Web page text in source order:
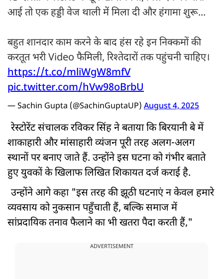
आई तो एक हड्डी वेज थाली में मिला दी और हंगामा शुरू...
बहुत शानदार काम करने के बाद हंस रहे इन निक्कमों की
करतूत भरी Video फैमिली, रिश्तेदारों तक पहुंचनी चाहिए।
https://t.co/mliWgW8mfV
pic.twitter.com/hVw98oBrbU
— Sachin Gupta (@SachinGuptaUP) August 4, 2025
रेस्टोरेंट संचालक रविकर सिंह ने बताया कि बिरयानी बे में
शाकाहारी और मांसाहारी व्यंजन पूरी तरह अलग-अलग
स्थानों पर बनाए जाते हैं. उन्होंने इस घटना को गंभीर बताते
हुए युवकों के खिलाफ लिखित शिकायत दर्ज कराई है.
उन्होंने आगे कहा "इस तरह की झूठी घटनाएं न केवल हमारे
व्यवसाय को नुकसान पहुँचाती हैं, बल्कि समाज में
सांप्रदायिक तनाव फैलाने का भी खतरा पैदा करती हैं,"
ADVERTISEMENT